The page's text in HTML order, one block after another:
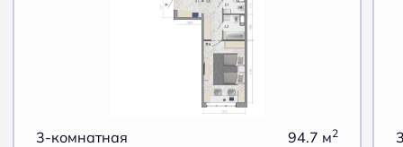
3-комнатная 94.7 м2